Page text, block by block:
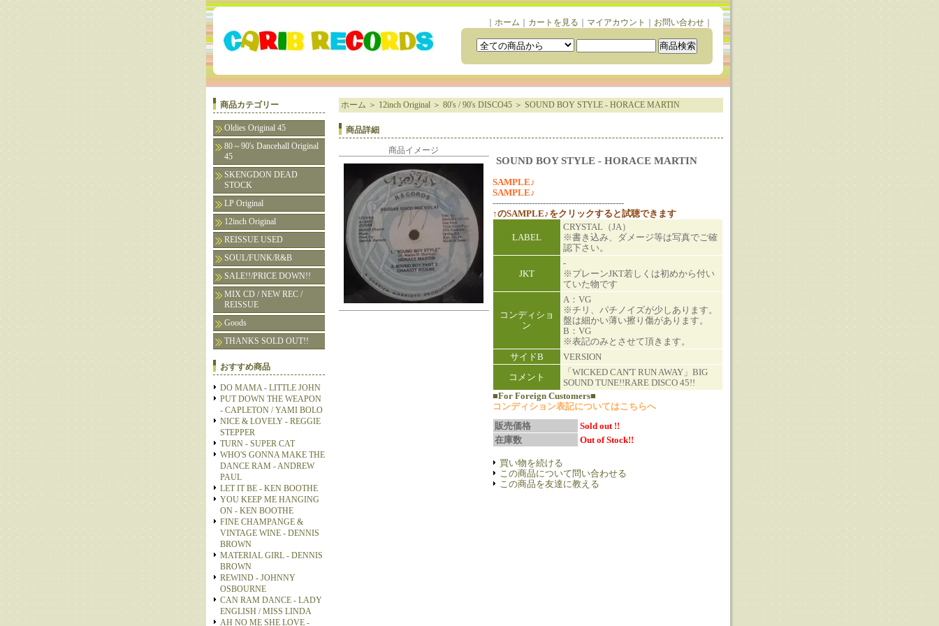
ホーム カートを見る マイアカウント お問い合わせ｜
商品カテゴリー
Oldies Original 45
80～90's Dancehall Original
45
SKENGDON DEAD
STOCK
LP Original
12inch Original
REISSUE USED
SOUL/FUNK/R&B
SALE!!/PRICE DOWN!!
MIX CD / NEW REC /
REISSUE
Goods
THANKS SOLD OUT!!
おすすめ商品
DO MAMA - LITTLE JOHN
PUT DOWN THE WEAPON
- CAPLETON / YAMI BOLO
NICE & LOVELY - REGGIE
STEPPER
TURN - SUPER CAT
WHO'S GONNA MAKE THE
DANCE RAM - ANDREW
PAUL
LET IT BE - KEN BOOTHE
YOU KEEP ME HANGING
ON - KEN BOOTHE
FINE CHAMPANGE &
VINTAGE WINE - DENNIS
BROWN
MATERIAL GIRL - DENNIS
BROWN
REWIND - JOHNNY
OSBOURNE
CAN RAM DANCE - LADY
ENGLISH / MISS LINDA
AH NO ME SHE LOVE -
ホーム ＞ 12inch Original＞ 80's / 90's DISCO45＞ SOUND BOY STYLE - HORACE MARTIN
商品詳細
商品イメージ
SOUND BOY STYLE - HORACE MARTIN
SAMPLE♪
SAMPLE♪
-----------------------------------------------
↑のSAMPLE♪をクリックすると試聴できます
LABEL
CRYSTAL（JA）
※書き込み、ダメージ等は写真でご確
認下さい。
JKT
-
※プレーンJKT若しくは初めから付い
ていた物です
コンディショ
ン
A：VG
※チリ、パチノイズが少しあります。
盤は細かい薄い擦り傷があります。
B：VG
※表記のみとさせて頂きます。
サイドB
VERSION
コメント
「WICKED CAN'T RUN AWAY」BIG
SOUND TUNE!!RARE DISCO 45!!
■For Foreign Customers■
コンディション表記についてはこちらへ
販売価格
Sold out !!
在庫数
Out of Stock!!
買い物を続ける
この商品について問い合わせる
この商品を友達に教える